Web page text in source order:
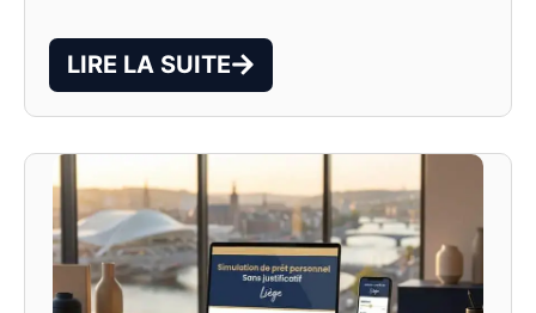
LIRE LA SUITE